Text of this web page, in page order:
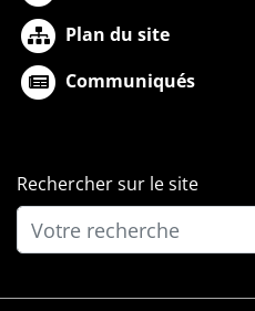
Plan du site
Communiqués
Rechercher sur le site